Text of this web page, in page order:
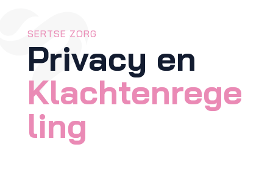
SERTSE ZORG
Privacy en
Klachtenrege
ling